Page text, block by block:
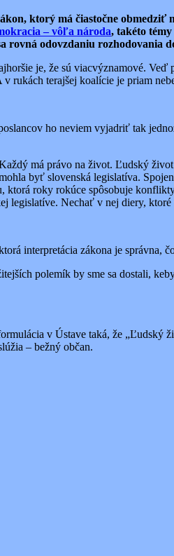
ktorý má čiastočne obmedziť
– vôľa národa, takéto
rovná odovzdaniu rozhodovania
je, že sú viacvýznamové. Veď
rukách terajšej koalície je priam
ho neviem vyjadriť tak
má právo na život. Ľudský
byť slovenská legislatíva.
roky rokúce spôsobuje
legislatíve. Nechať v nej diery,
interpretácia zákona je správna,
polemík by sme sa dostali,
v Ústave taká, že „Ľudský
– bežný občan.